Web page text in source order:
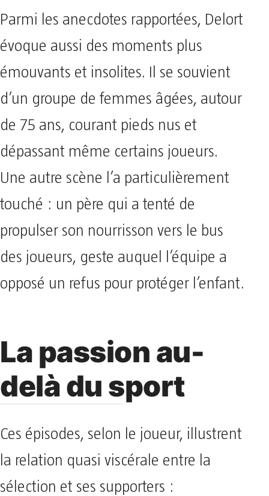
Parmi les anecdotes rapportées, Delort
évoque aussi des moments plus
émouvants et insolites. Il se souvient
d’un groupe de femmes âgées, autour
de 75 ans, courant pieds nus et
dépassant même certains joueurs.
Une autre scène l’a particulièrement
touché : un père qui a tenté de
propulser son nourrisson vers le bus
des joueurs, geste auquel l’équipe a
opposé un refus pour protéger l’enfant.
La passion au-
delà du sport
Ces épisodes, selon le joueur, illustrent
la relation quasi viscérale entre la
sélection et ses supporters :